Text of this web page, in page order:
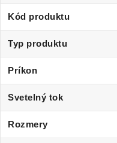
Kód produktu
Typ produktu
Príkon
Svetelný tok
Rozmery